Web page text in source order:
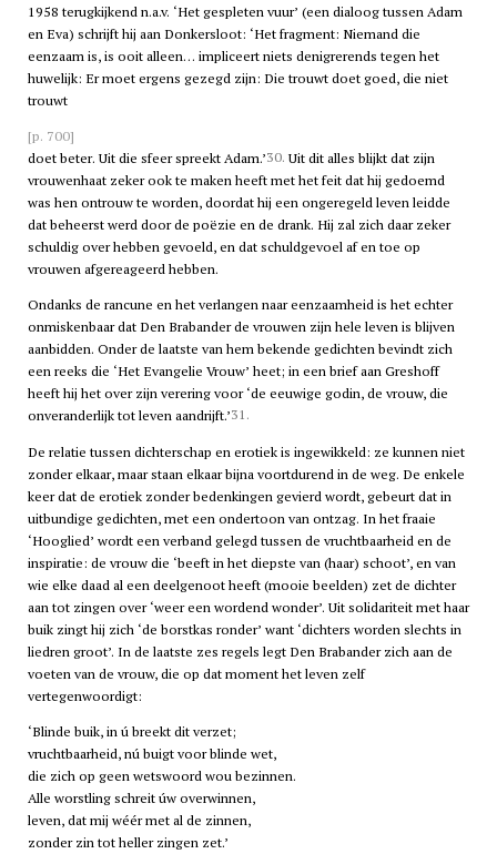
1958 terugkijkend n.a.v. ‘Het gespleten vuur’ (een dialoog tussen Adam
en Eva) schrijft hij aan Donkersloot: ‘Het fragment: Niemand die
eenzaam is, is ooit alleen… impliceert niets denigrerends tegen het
huwelijk: Er moet ergens gezegd zijn: Die trouwt doet goed, die niet
trouwt
[p. 700]
doet beter. Uit die sfeer spreekt Adam.’30. Uit dit alles blijkt dat zijn
vrouwenhaat zeker ook te maken heeft met het feit dat hij gedoemd
was hen ontrouw te worden, doordat hij een ongeregeld leven leidde
dat beheerst werd door de poëzie en de drank. Hij zal zich daar zeker
schuldig over hebben gevoeld, en dat schuldgevoel af en toe op
vrouwen afgereageerd hebben.
Ondanks de rancune en het verlangen naar eenzaamheid is het echter
onmiskenbaar dat Den Brabander de vrouwen zijn hele leven is blijven
aanbidden. Onder de laatste van hem bekende gedichten bevindt zich
een reeks die ‘Het Evangelie Vrouw’ heet; in een brief aan Greshoff
heeft hij het over zijn verering voor ‘de eeuwige godin, de vrouw, die
onveranderlijk tot leven aandrijft.’31.
De relatie tussen dichterschap en erotiek is ingewikkeld: ze kunnen niet
zonder elkaar, maar staan elkaar bijna voortdurend in de weg. De enkele
keer dat de erotiek zonder bedenkingen gevierd wordt, gebeurt dat in
uitbundige gedichten, met een ondertoon van ontzag. In het fraaie
‘Hooglied’ wordt een verband gelegd tussen de vruchtbaarheid en de
inspiratie: de vrouw die ‘beeft in het diepste van (haar) schoot’, en van
wie elke daad al een deelgenoot heeft (mooie beelden) zet de dichter
aan tot zingen over ‘weer een wordend wonder’. Uit solidariteit met haar
buik zingt hij zich ‘de borstkas ronder’ want ‘dichters worden slechts in
liedren groot’. In de laatste zes regels legt Den Brabander zich aan de
voeten van de vrouw, die op dat moment het leven zelf
vertegenwoordigt:
‘Blinde buik, in ú breekt dit verzet;
vruchtbaarheid, nú buigt voor blinde wet,
die zich op geen wetswoord wou bezinnen.
Alle worstling schreit úw overwinnen,
leven, dat mij wéér met al de zinnen,
zonder zin tot heller zingen zet.’